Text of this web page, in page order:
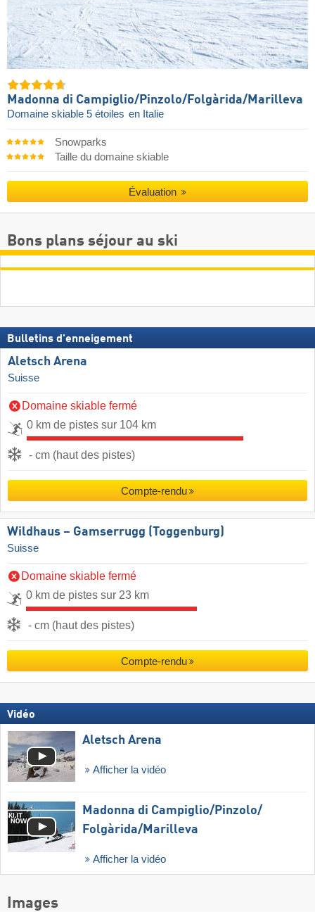
Madonna di Campiglio/​Pinzolo/​Folgàrida/​Marilleva
Domaine skiable 5 étoiles en Italie
Snowparks
Taille du domaine skiable
Évaluation
Bons plans séjour au ski
Bulletins d'enneigement
Aletsch Arena
Suisse
Domaine skiable fermé
0 km de pistes sur 104 km
- cm (haut des pistes)
Compte-rendu
Wildhaus – Gamserrugg (Toggenburg)
Suisse
Domaine skiable fermé
0 km de pistes sur 23 km
- cm (haut des pistes)
Compte-rendu
Vidéo
Aletsch Arena
Afficher la vidéo
Madonna di Campiglio/​Pinzolo/​
Folgàrida/​Marilleva
Afficher la vidéo
Images